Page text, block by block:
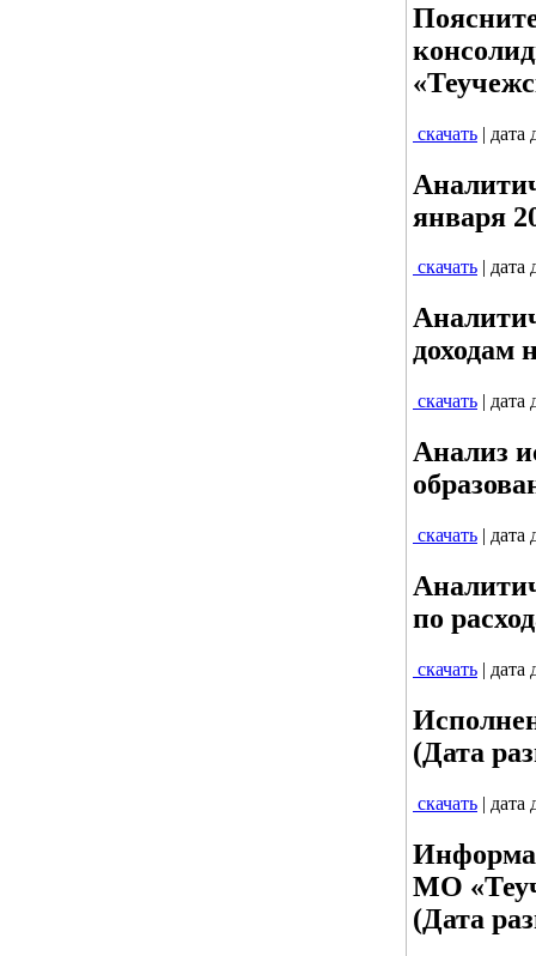
скачать | дата
января
скачать | дата
доходам
скачать | дата
Анализ
скачать | дата
по
скачать | дата
(Дата
скачать | дата
МО
(Дата